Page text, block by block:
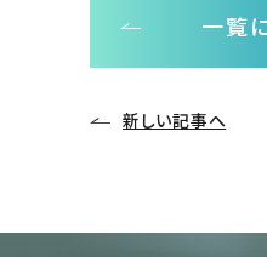
一覧
新しい記事へ